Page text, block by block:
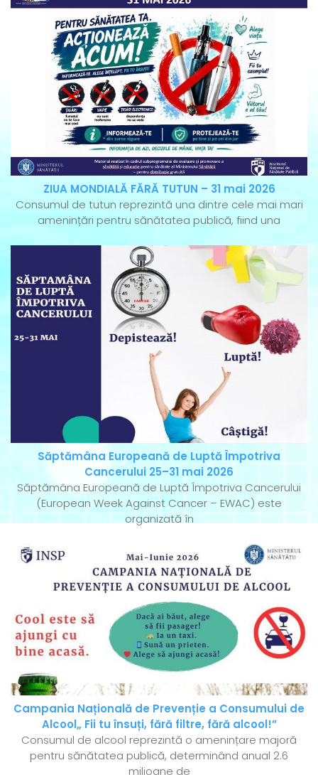
ZIUA MONDIALĂ FĂRĂ TUTUN – 31 mai 2026
Consumul de tutun reprezintă una dintre cele mai mari
amenințări pentru sănătatea publică, fiind una
Săptămâna Europeană de Luptă Împotriva
Cancerului 25–31 mai 2026
Săptămâna Europeană de Luptă Împotriva Cancerului
(European Week Against Cancer – EWAC) este
organizată în
Campania Națională de Prevenție a Consumului de
Alcool„ Fii tu însuți, fără filtre, fără alcool!”
Consumul de alcool reprezintă o amenințare majoră
pentru sănătatea publică, determinând anual 2.6
milioane de